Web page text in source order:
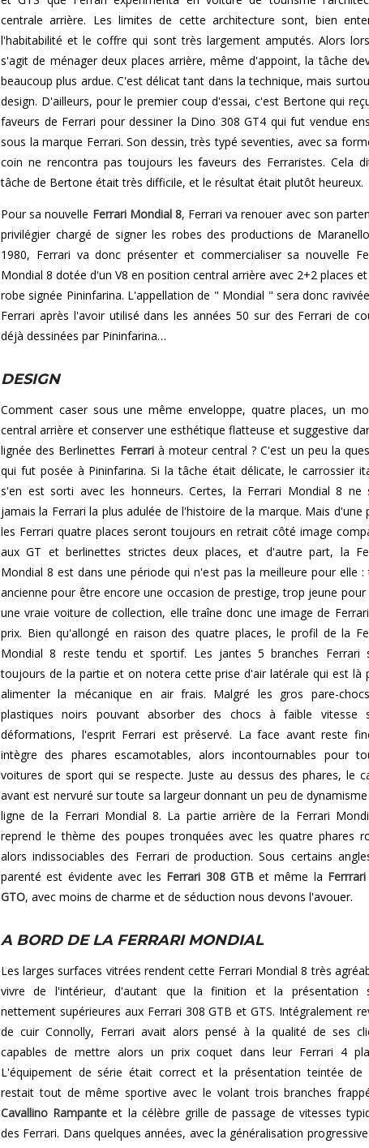
centrale arrière. Les limites de cette architecture sont, bien
l'habitabilité et le coffre qui sont très largement amputés. Alors
s'agit de ménager deux places arrière, même d'appoint, la tâche
beaucoup plus ardue. C'est délicat tant dans la technique, mais
design. D'ailleurs, pour le premier coup d'essai, c'est Bertone qui
faveurs de Ferrari pour dessiner la Dino 308 GT4 qui fut vendue
sous la marque Ferrari. Son dessin, très typé seventies, avec sa
coin ne rencontra pas toujours les faveurs des Ferraristes. Cela
tâche de Bertone était très difficile, et le résultat était plutôt heureux.
Pour sa nouvelle Ferrari Mondial 8, Ferrari va renouer avec son
privilégier chargé de signer les robes des productions de
1980, Ferrari va donc présenter et commercialiser sa nouvelle
Mondial 8 dotée d'un V8 en position central arrière avec 2+2 places
robe signée Pininfarina. L'appellation de " Mondial " sera donc
Ferrari après l'avoir utilisé dans les années 50 sur des Ferrari de
déjà dessinées par Pininfarina…
DESIGN
Comment caser sous une même enveloppe, quatre places, un
central arrière et conserver une esthétique flatteuse et suggestive
lignée des Berlinettes Ferrarià moteur central ? C'est un peu la
qui fut posée à Pininfarina. Si la tâche était délicate, le carrossier
s'en est sorti avec les honneurs. Certes, la Ferrari Mondial 8 ne
jamais la Ferrari la plus adulée de l'histoire de la marque. Mais d'une
les Ferrari quatre places seront toujours en retrait côté image
aux GT et berlinettes strictes deux places, et d'autre part, la
Mondial 8 est dans une période qui n'est pas la meilleure pour elle :
ancienne pour être encore une occasion de prestige, trop jeune pour
une vraie voiture de collection, elle traîne donc une image de
prix. Bien qu'allongé en raison des quatre places, le profil de la
Mondial 8 reste tendu et sportif. Les jantes 5 branches Ferrari
toujours de la partie et on notera cette prise d'air latérale qui est là
alimenter la mécanique en air frais. Malgré les gros pare-
plastiques noirs pouvant absorber des chocs à faible vitesse
déformations, l'esprit Ferrari est préservé. La face avant reste
intègre des phares escamotables, alors incontournables pour
voitures de sport qui se respecte. Juste au dessus des phares, le
avant est nervuré sur toute sa largeur donnant un peu de
ligne de la Ferrari Mondial 8. La partie arrière de la Ferrari
reprend le thème des poupes tronquées avec les quatre phares
alors indissociables des Ferrari de production. Sous certains
parenté est évidente avec les Ferrari 308 GTBet même la
GTO, avec moins de charme et de séduction nous devons l'avouer.
A BORD DE LA FERRARI MONDIAL
Les larges surfaces vitrées rendent cette Ferrari Mondial 8 très
vivre de l'intérieur, d'autant que la finition et la présentation
nettement supérieures aux Ferrari 308 GTB et GTS. Intégralement
de cuir Connolly, Ferrari avait alors pensé à la qualité de ses
capables de mettre alors un prix coquet dans leur Ferrari 4
L'équipement de série était correct et la présentation teintée de
restait tout de même sportive avec le volant trois branches
Cavallino Rampante et la célèbre grille de passage de vitesses
des Ferrari. Dans quelques années, avec la généralisation